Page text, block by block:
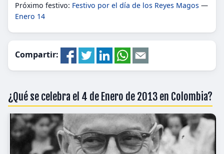
Próximo festivo: Festivo por el día de los Reyes Magos —
Enero 14
Compartir:
¿Qué se celebra el 4 de Enero de 2013 en Colombia?